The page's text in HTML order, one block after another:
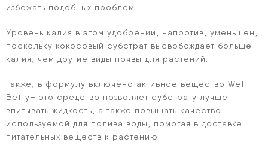
избежать подобных проблем.
Уровень калия в этом удобрении, напротив, уменьшен,
поскольку кокосовый субстрат высвобождает больше
калия, чем другие виды почвы для растений.
Также, в формулу включено активное вещество Wet
Betty– это средство позволяет субстрату лучше
впитывать жидкость, а также повышать качество
используемой для полива воды, помогая в доставке
питательных веществ к растению.